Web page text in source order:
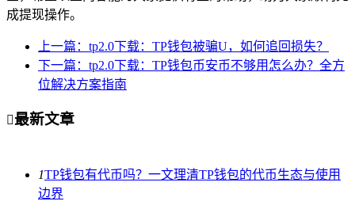
成提现操作。
上一篇：tp2.0下载：TP钱包被骗U，如何追回损失？
下一篇：tp2.0下载：TP钱包币安币不够用怎么办？全方
位解决方案指南
最新文章
1TP钱包有代币吗？一文理清TP钱包的代币生态与使用
边界